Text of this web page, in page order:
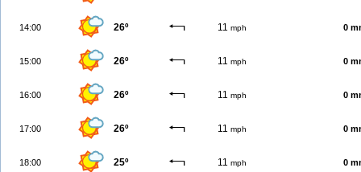
14:00 26º 11 mph 0
15:00 26º 11 mph 0
16:00 26º 11 mph 0
17:00 26º 11 mph 0
18:00 25º 11 mph 0